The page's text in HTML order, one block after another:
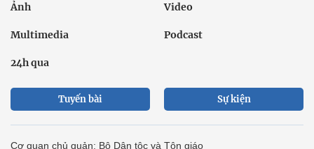
Ảnh Video
Multimedia Podcast
24h qua
Tuyến bài Sự kiện
Cơ quan chủ quản: Bộ Dân tộc và Tôn giáo